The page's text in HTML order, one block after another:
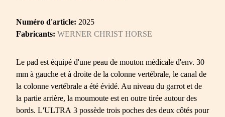
Numéro d'article: 2025
Fabricants: WERNER CHRIST HORSE
Le pad est équipé d'une peau de mouton médicale d'env. 30
mm à gauche et à droite de la colonne vertébrale, le canal de
la colonne vertébrale a été évidé. Au niveau du garrot et de
la partie arrière, la moumoute est en outre tirée autour des
bords. L'ULTRA 3 possède trois poches des deux côtés pour